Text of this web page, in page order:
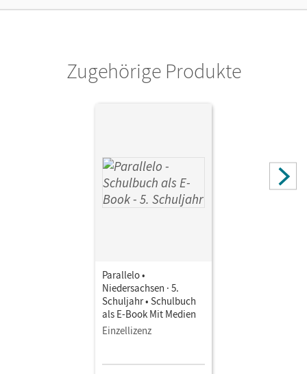
Zugehörige Produkte
Parallelo •
Niedersachsen · 5.
Schuljahr • Schulbuch
als E-Book Mit Medien
Einzellizenz